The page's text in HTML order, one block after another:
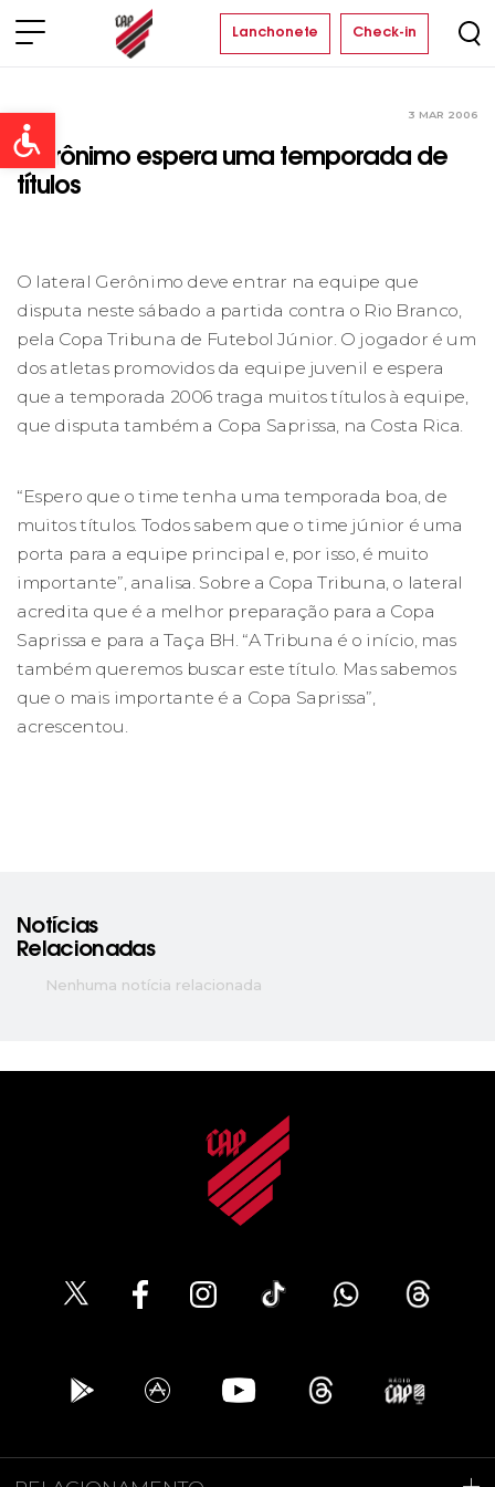
Open toolbar
Lanchonete Check-in
3 MAR 2006
Gerônimo espera uma temporada de
títulos
O lateral Gerônimo deve entrar na equipe que
disputa neste sábado a partida contra o Rio Branco,
pela Copa Tribuna de Futebol Júnior. O jogador é um
dos atletas promovidos da equipe juvenil e espera
que a temporada 2006 traga muitos títulos à equipe,
que disputa também a Copa Saprissa, na Costa Rica.
“Espero que o time tenha uma temporada boa, de
muitos títulos. Todos sabem que o time júnior é uma
porta para a equipe principal e, por isso, é muito
importante”, analisa. Sobre a Copa Tribuna, o lateral
acredita que é a melhor preparação para a Copa
Saprissa e para a Taça BH. “A Tribuna é o início, mas
também queremos buscar este título. Mas sabemos
que o mais importante é a Copa Saprissa”,
acrescentou.
Notícias
Relacionadas
Nenhuma notícia relacionada